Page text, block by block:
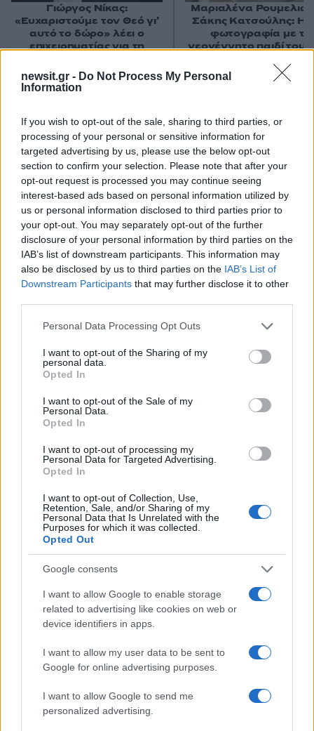
newsit.gr - Do Not Process My Personal
Information
If you wish to opt-out of the sale, sharing to third parties, or
processing of your personal or sensitive information for
targeted advertising by us, please use the below opt-out
section to confirm your selection. Please note that after your
opt-out request is processed you may continue seeing
interest-based ads based on personal information utilized by
us or personal information disclosed to third parties prior to
your opt-out. You may separately opt-out of the further
disclosure of your personal information by third parties on the
IAB’s list of downstream participants. This information may
also be disclosed by us to third parties on the IAB’s List of
Downstream Participants that may further disclose it to other
Please note that this website/app uses one or more Google
not limited to your visit or usage behaviour. You may click to
grant or deny consent to Google and its third-party tags to
use your data for below specified purposes in below Google
consent section.
Personal Data Processing Opt Outs
I want to opt-out of the Sharing of my
personal data.
Opted In
I want to opt-out of the Sale of my
Personal Data.
Opted In
I want to opt-out of processing my
Personal Data for Targeted Advertising.
Opted In
I want to opt-out of Collection, Use,
Retention, Sale, and/or Sharing of my
Personal Data that Is Unrelated with the
Purposes for which it was collected.
Opted Out
Google consents
I want to allow Google to enable storage
related to advertising like cookies on web or
device identifiers in apps.
I want to allow my user data to be sent to
Google for online advertising purposes.
I want to allow Google to send me
personalized advertising.
Σχόλια
Σχολίασε εδώ
50 /50
Όροι Χρήσης . Το site προστατεύεται από reCAPTCHA, ισχύουν
Πολιτική Απορρήτου
Lifestyle
ΚΩΝΣΤΑΝΤΙΝΟΣ ΑΡΓΥΡΟΣ
Share:
Ακολουθήστε το Νewsit.gr στοGoogle News
ενημερωθείτε πρώτοι για όλη την ειδησεογραφία και τα
τελευταία νέα της ημέρας
Γιώργος Νίκας:
«Ευχαριστούμε τον Θεό γι’
αυτό το δώρο» λέει ο
επιχειρηματίας για τη
Μαριαλένα
Σάκης Κατσούλης: Η
φωτογραφία με το
νεογέννητο παιδί
Πιο δημοφιλή
Σοκαριστική υπόθεση στην Κρήτη:
Τουρίστας ρωτούσε πόσο να πληρώσει για
να ασελγήσει σε 10χρονο κορίτσι - Το παιδί
καθόταν αμέριμνο σε αυλή επιχείρησης
Ryanair: «Ένα κομμάτι του προσώπου του